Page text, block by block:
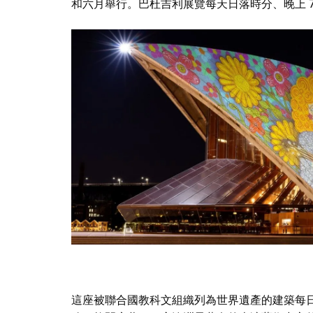
和六月舉行。 巴杜吉利 展覽每天日落時分、晚上
這座被聯合國教科文組織列為世界遺產的建築